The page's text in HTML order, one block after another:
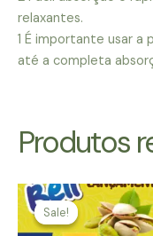
relaxantes.
1 É importante usar a
até a completa
Produtos
Sale!
Sale!